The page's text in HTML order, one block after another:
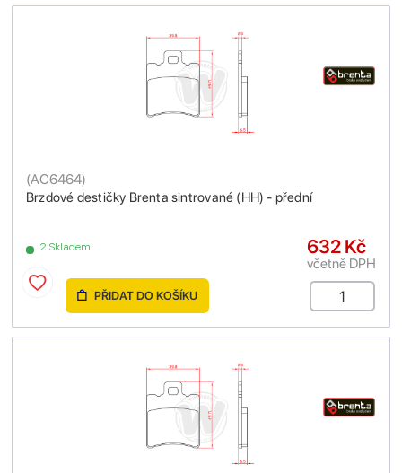
Brzdové destičky Brenta sintrované (HH) - přední
(AC6464)
2 Skladem 632 Kč
včetně DPH
PŘIDAT DO KOŠÍKU